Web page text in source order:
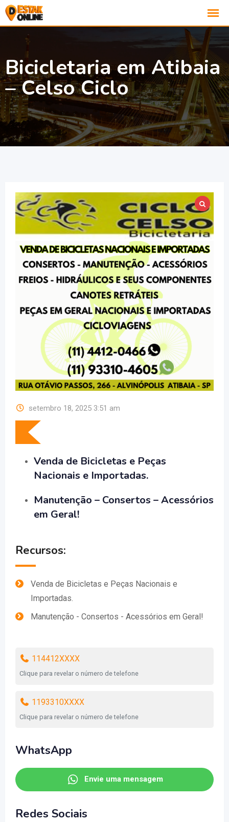
Bicicletaria em Atibaia
– Celso Ciclo
setembro 18, 2025 3:51 am
Venda de Bicicletas e Peças
Nacionais e Importadas.
Manutenção – Consertos – Acessórios
em Geral!
Recursos:
Venda de Bicicletas e Peças Nacionais e
Importadas.
Manutenção - Consertos - Acessórios em Geral!
114412XXXX
Clique para revelar o número de telefone
1193310XXXX
Clique para revelar o número de telefone
WhatsApp
Envie uma mensagem
Redes Sociais